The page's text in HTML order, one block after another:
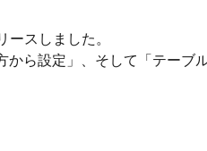
スしました。